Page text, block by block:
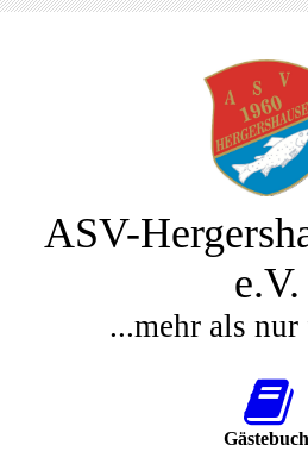
ASV-
e.V.
...mehr als
Gästebuch